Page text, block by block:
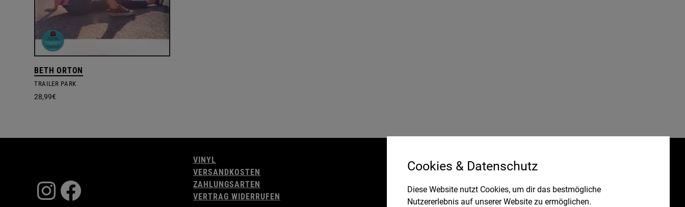
BETH ORTON
TRAILER PARK
28,99€
Instagram
Facebook
VINYL
VERSANDKOSTEN
ZAHLUNGSARTEN
VERTRAG WIDERRUFEN
WIDERRUFSBELEHRUNG
IMPRESSUM
DATENSCHUTZ
Cookies & Datenschutz
Diese Website nutzt Cookies, um dir das bestmögliche
Nutzererlebnis auf unserer Website zu ermöglichen.